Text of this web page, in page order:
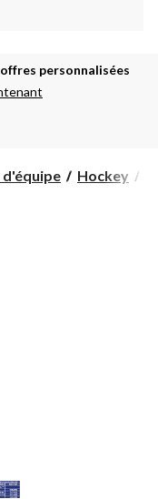
personnalisées
Hockey